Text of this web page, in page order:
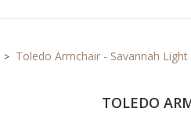
Toledo Armchair - Savannah
TOLEDO